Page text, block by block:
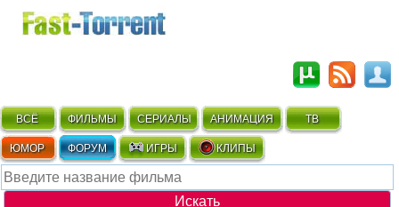
ВСЁ ФИЛЬМЫ СЕРИАЛЫ АНИМАЦИЯ ТВ
ЮМОР ФОРУМ ИГРЫ КЛИПЫ